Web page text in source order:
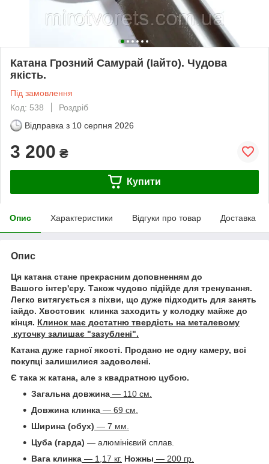
Катана Грозний Самурай (Іайто). Чудова
якість.
Під замовлення
Код: 538
Роздріб
Відправка з 10 серпня 2026
3 200 ₴
Купити
Опис Характеристики Відгуки про товар Доставка
Опис
Ця катана стане прекрасним доповненням до
Вашого інтер'єру. Також чудово підійде для тренування.
Легко витягується з піхви, що дуже підходить для занять
іайдо. Хвостовик клинка заходить у колодку майже до
кінця. Клинок має достатню твердість на металевому
куточку залишає "зазублені".
Катана дуже гарної якості. Продано не одну камеру, всі
покупці залишилися задоволені.
Є така ж катана, але з квадратною цубою.
Загальна довжина — 110 см.
Довжина клинка — 69 см.
Ширина (обух) — 7 мм.
Цуба (гарда) ― алюмінієвий сплав.
Вага клинка — 1,17 кг. Ножны ― 200 гр.